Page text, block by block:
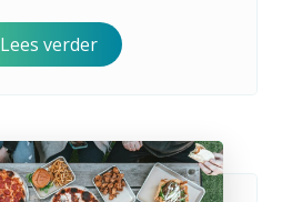
Lees verder